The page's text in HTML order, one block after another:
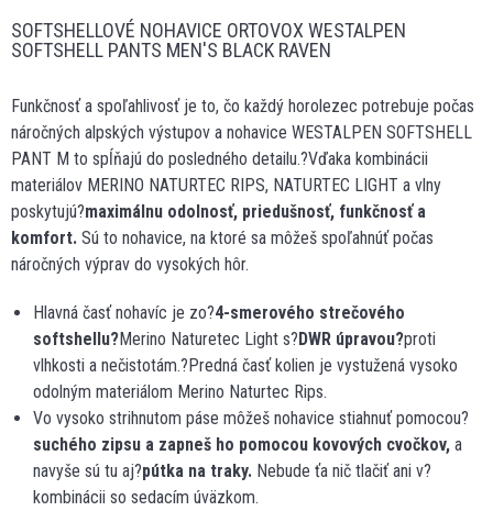
SOFTSHELLOVÉ NOHAVICE ORTOVOX WESTALPEN
SOFTSHELL PANTS MEN'S BLACK RAVEN
Funkčnosť a spoľahlivosť je to, čo každý horolezec potrebuje počas
náročných alpských výstupov a nohavice WESTALPEN SOFTSHELL
PANT M to spĺňajú do posledného detailu.?Vďaka kombinácii
materiálov MERINO NATURTEC RIPS, NATURTEC LIGHT a vlny
poskytujú?maximálnu odolnosť, priedušnosť, funkčnosť a
komfort. Sú to nohavice, na ktoré sa môžeš spoľahnúť počas
náročných výprav do vysokých hôr.
Hlavná časť nohavíc je zo?4-smerového strečového
softshellu?Merino Naturetec Light s?DWR úpravou?proti
vlhkosti a nečistotám.?Predná časť kolien je vystužená vysoko
odolným materiálom Merino Naturtec Rips.
Vo vysoko strihnutom páse môžeš nohavice stiahnuť pomocou?
suchého zipsu a zapneš ho pomocou kovových cvočkov, a
navyše sú tu aj?pútka na traky. Nebude ťa nič tlačiť ani v?
kombinácii so sedacím úväzkom.